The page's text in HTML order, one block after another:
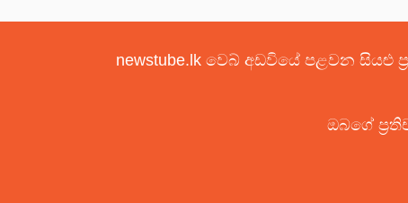
newstube.lk වෙබ් අඩවියේ පළවන
ඔබගේ